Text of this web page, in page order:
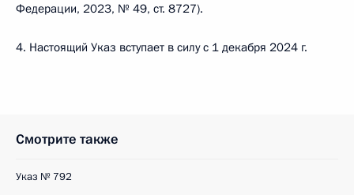
Федерации, 2023, № 49, ст. 8727).
4. Настоящий Указ вступает в силу с 1 декабря 2024 г.
Смотрите также
Указ № 792